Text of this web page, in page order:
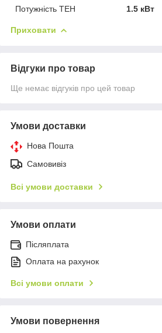
Потужність ТЕН 1.5 кВт
Приховати
Відгуки про товар
Ще немає відгуків про цей товар
Умови доставки
Нова Пошта
Самовивіз
Всі умови доставки
Умови оплати
Післяплата
Оплата на рахунок
Всі умови оплати
Умови повернення